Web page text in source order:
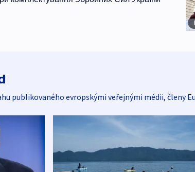
publikovaného evropskými veřejnými médii, členy